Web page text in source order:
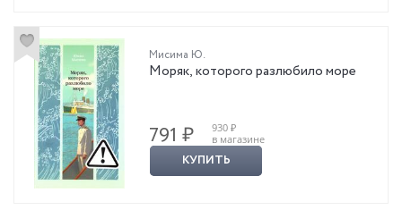
Мисима Ю.
Моряк, которого разлюбило море
791 ₽
930 ₽
в магазине
КУПИТЬ